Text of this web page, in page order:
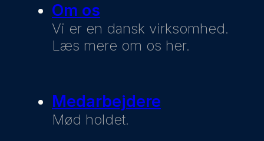
Om os
Vi er en dansk virksomhed.
Læs mere om os her.
Medarbejdere
Mød holdet.